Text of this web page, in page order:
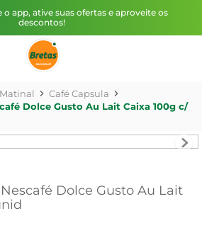
o app, ative suas ofertas e aproveite os
descontos!
Matinal
Café Capsula
Dolce Gusto Au Lait Caixa 100g c/
Dolce Gusto Au Lait